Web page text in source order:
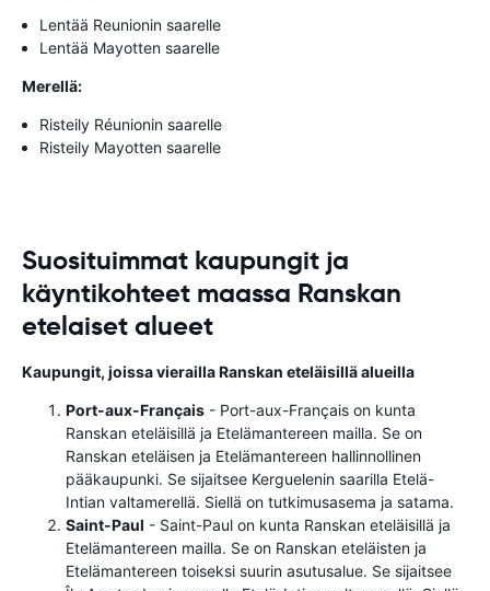
Lentää Reunionin saarelle
Lentää Mayotten saarelle
Merellä:
Risteily Réunionin saarelle
Risteily Mayotten saarelle
Suosituimmat kaupungit ja
käyntikohteet maassa Ranskan
etelaiset alueet
Kaupungit, joissa vierailla Ranskan eteläisillä alueilla
Port-aux-Français - Port-aux-Français on kunta
Ranskan eteläisillä ja Etelämantereen mailla. Se on
Ranskan eteläisen ja Etelämantereen hallinnollinen
pääkaupunki. Se sijaitsee Kerguelenin saarilla Etelä-
Intian valtamerellä. Siellä on tutkimusasema ja satama.
Saint-Paul - Saint-Paul on kunta Ranskan eteläisillä ja
Etelämantereen mailla. Se on Ranskan eteläisten ja
Etelämantereen toiseksi suurin asutusalue. Se sijaitsee